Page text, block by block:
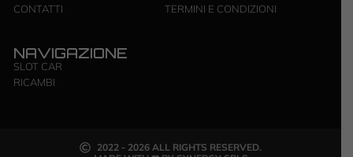
CONTATTI
TERMINI E CONDIZIONI
NAVIGAZIONE
SLOT CAR
RICAMBI
2022 - 2026 ALL RIGHTS RESERVED.